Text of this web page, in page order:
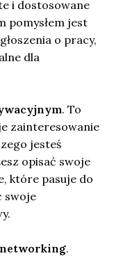
i dostosowane
pomysłem jest
o pracy,
dla
. To
zainteresowanie
jesteś
opisać swoje
które pasuje do
swoje
networking.